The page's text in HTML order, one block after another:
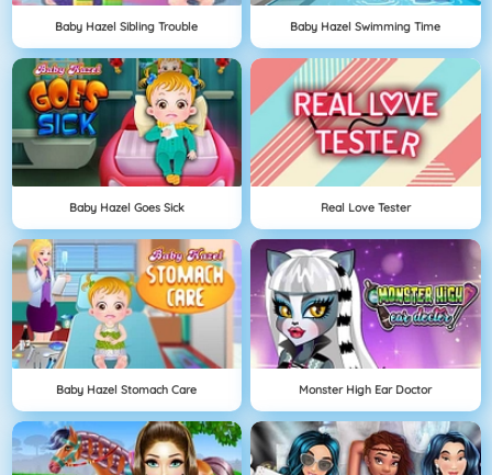
Baby Hazel Sibling Trouble Baby Hazel Swimming Time
Baby Hazel Goes Sick Real Love Tester
Baby Hazel Stomach Care Monster High Ear Doctor